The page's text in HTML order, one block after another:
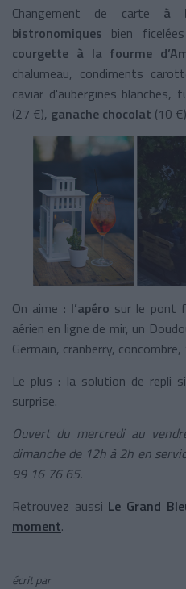
Changement de carte à
bistronomiques bien
courgette à la fourme
chalumeau, condiments
caviar d'aubergines
(27 €), ganache chocolat (10
On aime : l’apéro sur le pont
aérien en ligne de mir, un
Germain, cranberry, concombre,
Le plus : la solution de repli
surprise.
Ouvert du mercredi au
dimanche de 12h à 2h en
99 16 76 65.
Retrouvez aussi Le Grand
moment.
écrit par